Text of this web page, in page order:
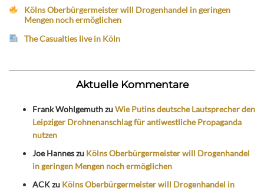
Kölns Oberbürgermeister will Drogenhandel in geringen
Mengen noch ermöglichen
The Casualties live in Köln
Aktuelle Kommentare
Frank WohlgemuthzuWie Putins deutsche Lautsprecher den
Leipziger Drohnenanschlag für antiwestliche Propaganda
nutzen
Joe Hanneszu Kölns Oberbürgermeister will Drogenhandel
in geringen Mengen noch ermöglichen
ACKzu Kölns Oberbürgermeister will Drogenhandel in